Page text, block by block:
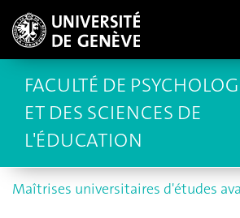
FACULTÉ DE
ET DES SCIENCES DE
L'ÉDUCATION
Maîtrises universitaires d'études